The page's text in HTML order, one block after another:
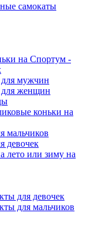
самокаты
на Спортум -
мужчин
для женщин
коньки на
мальчиков
девочек
лето или зиму на
для девочек
для мальчиков